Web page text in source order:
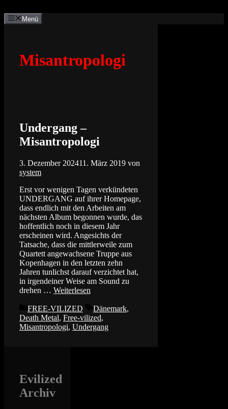
Inhalt
springen
Menü
Misantropologi
Undergang –
Misantropologi
3. Dezember 202411. März 2019 von
system
Erst vor wenigen Tagen verkündeten
UNDERGANG auf ihrer Homepage,
dass endlich mit den Arbeiten am
nächsten Album begonnen wurde, das
hoffentlich noch in diesem Jahr
erscheinen wird. Angesichts der
Tatsache, dass die mittlerweile zum
Quartett angewachsene Truppe aus
Kopenhagen in den letzten zehn
Jahren tunlichst darauf verzichtet hat,
in irgendeiner Weise am Sound zu
drehen … Weiterlesen
Kategorien
FREE-VILIZED Schlagwörter
Dänemark,
Death Metal, Free-vilized,
Misantropologi, Undergang
Evilized
Archiv